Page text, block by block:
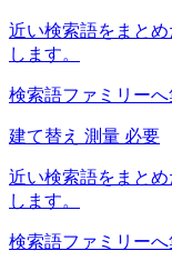
近い検索語をまと
します。
検索語ファミリーへ
建て替え 測量 必要
近い検索語をまと
します。
検索語ファミリーへ